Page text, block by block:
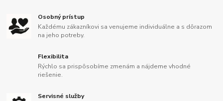
Osobný prístup
Každému zákazníkovi sa venujeme individuálne a s dôrazom
na jeho potreby.
Flexibilita
Rýchlo sa prispôsobíme zmenám a nájdeme vhodné
riešenie.
Servisné služby